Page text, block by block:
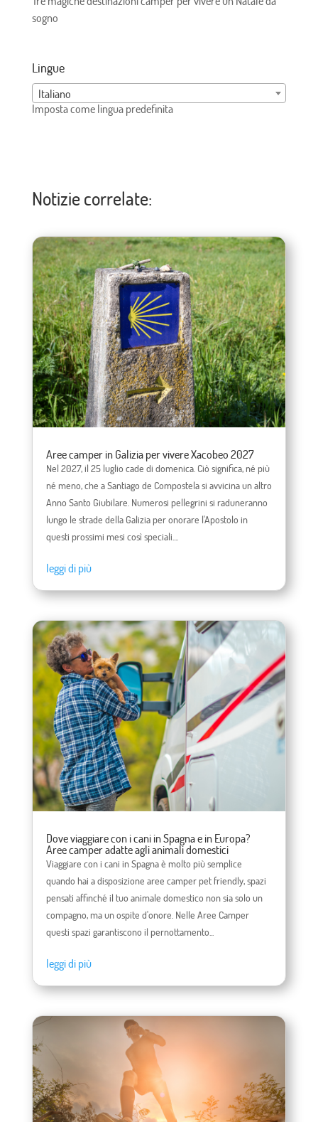
sogno
Lingue
Italiano
Imposta come lingua predefinita
Notizie correlate:
Aree camper in Galizia per vivere Xacobeo 2027
Nel 2027, il 25 luglio cade di domenica. Ciò significa, né più
né meno, che a Santiago de Compostela si avvicina un altro
Anno Santo Giubilare. Numerosi pellegrini si raduneranno
lungo le strade della Galizia per onorare l'Apostolo in
questi prossimi mesi così speciali....
leggi di più
Dove viaggiare con i cani in Spagna e in Europa?
Aree camper adatte agli animali domestici
Viaggiare con i cani in Spagna è molto più semplice
quando hai a disposizione aree camper pet friendly, spazi
pensati affinché il tuo animale domestico non sia solo un
compagno, ma un ospite d'onore. Nelle Aree Camper
questi spazi garantiscono il pernottamento...
leggi di più